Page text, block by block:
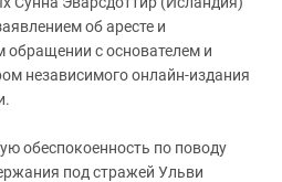
об аресте и
с основателем и
независимого онлайн-издания
обеспокоенность по поводу
под стражей Ульви